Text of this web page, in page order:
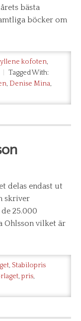
bästa
böcker om
kofoten,
Tagged With:
, Denise Mina,
delas endast ut
skriver
25.000
Ohlsson vilket är
, Stabilopris
, pris,